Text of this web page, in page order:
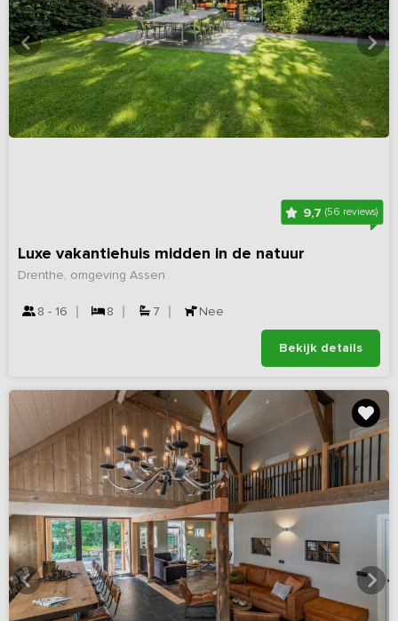
9,7 (56 reviews)
Luxe vakantiehuis midden in de natuur
Drenthe, omgeving Assen
8 - 16 8 7 Nee
Bekijk details